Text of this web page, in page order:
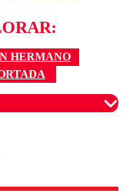
HERMANO
garantizar un